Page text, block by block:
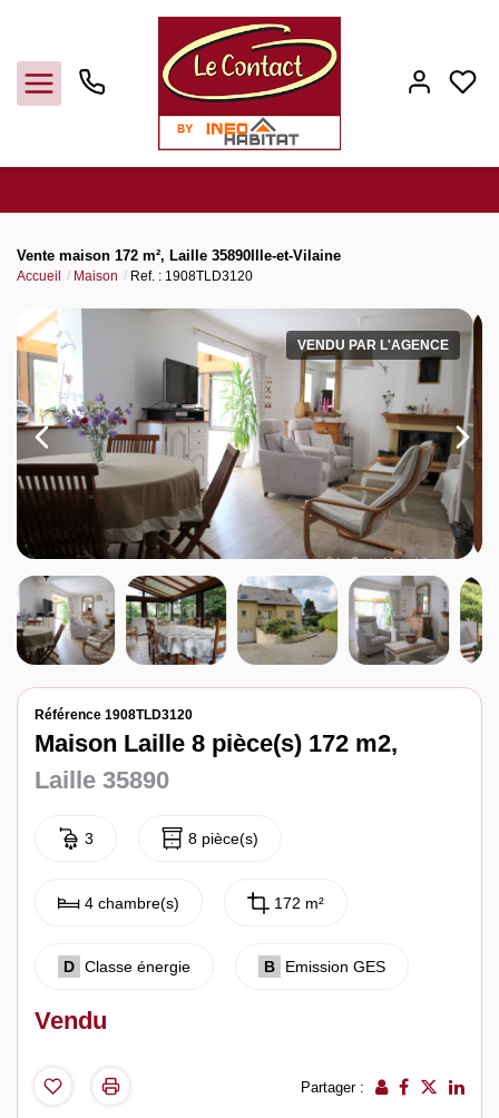
Louer
Gerer
Syndic
Notre agence
Contact
Vente maison 172 m², Laille 35890Ille-et-Vilaine
Accueil Maison Ref. : 1908TLD3120
VENDU PAR L'AGENCE
Référence 1908TLD3120
Maison Laille 8 pièce(s) 172 m2,
Laille 35890
3 8 pièce(s)
4 chambre(s) 172 m²
D Classe énergie B Emission GES
Vendu
Partager :